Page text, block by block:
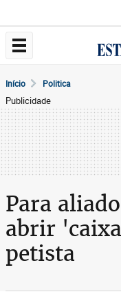
Início Politica
Publicidade
Para
abrir
petista